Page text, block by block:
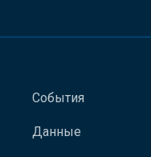
События
Данные